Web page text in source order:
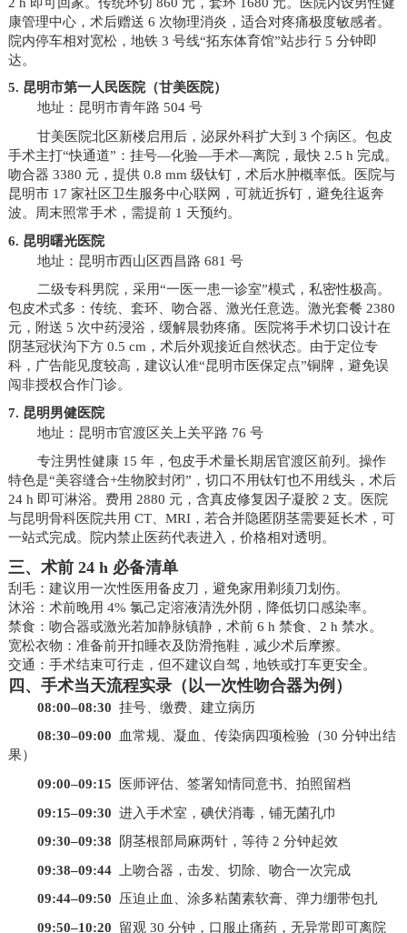
康管理中心，术后赠送 6 次物理消炎，适合对疼痛极度敏感者。
院内停车相对宽松，地铁 3 号线“拓东体育馆”站步行 5 分钟即
达。
5. 昆明市第一人民医院（甘美医院）
地址：昆明市青年路 504 号
甘美医院北区新楼启用后，泌尿外科扩大到 3 个病区。包皮
手术主打“快通道”：挂号—化验—手术—离院，最快 2.5 h 完成。
吻合器 3380 元，提供 0.8 mm 级钛钉，术后水肿概率低。医院与
昆明市 17 家社区卫生服务中心联网，可就近拆钉，避免往返奔
波。周末照常手术，需提前 1 天预约。
6. 昆明曙光医院
地址：昆明市西山区西昌路 681 号
二级专科男院，采用“一医一患一诊室”模式，私密性极高。
包皮术式多：传统、套环、吻合器、激光任意选。激光套餐 2380
元，附送 5 次中药浸浴，缓解晨勃疼痛。医院将手术切口设计在
阴茎冠状沟下方 0.5 cm，术后外观接近自然状态。由于定位专
科，广告能见度较高，建议认准“昆明市医保定点”铜牌，避免误
闯非授权合作门诊。
7. 昆明男健医院
地址：昆明市官渡区关上关平路 76 号
专注男性健康 15 年，包皮手术量长期居官渡区前列。操作
特色是“美容缝合+生物胶封闭”，切口不用钛钉也不用线头，术后
24 h 即可淋浴。费用 2880 元，含真皮修复因子凝胶 2 支。医院
与昆明骨科医院共用 CT、MRI，若合并隐匿阴茎需要延长术，可
一站式完成。院内禁止医药代表进入，价格相对透明。
三、术前 24 h 必备清单
刮毛：建议用一次性医用备皮刀，避免家用剃须刀划伤。
沐浴：术前晚用 4% 氯己定溶液清洗外阴，降低切口感染率。
禁食：吻合器或激光若加静脉镇静，术前 6 h 禁食、2 h 禁水。
宽松衣物：准备前开扣睡衣及防滑拖鞋，减少术后摩擦。
交通：手术结束可行走，但不建议自驾，地铁或打车更安全。
四、手术当天流程实录（以一次性吻合器为例）
08:00–08:30 挂号、缴费、建立病历
08:30–09:00 血常规、凝血、传染病四项检验（30 分钟出结
果）
09:00–09:15 医师评估、签署知情同意书、拍照留档
09:15–09:30 进入手术室，碘伏消毒，铺无菌孔巾
09:30–09:38 阴茎根部局麻两针，等待 2 分钟起效
09:38–09:44上吻合器，击发、切除、吻合一次完成
09:44–09:50 压迫止血、涂多粘菌素软膏、弹力绷带包扎
09:50–10:20 留观 30 分钟，口服止痛药，无异常即可离院